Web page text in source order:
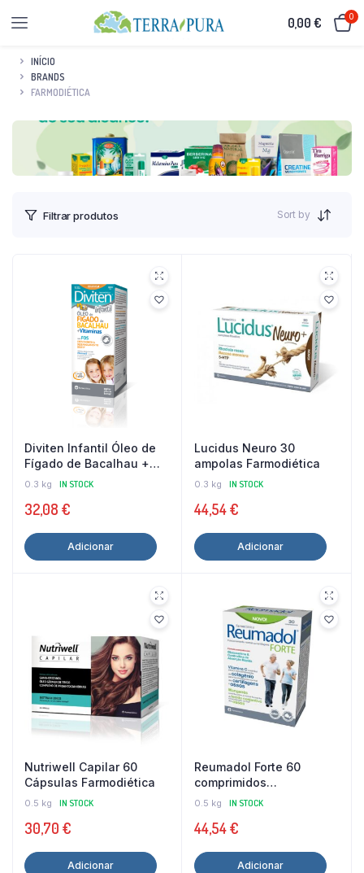
0,00€ 0
INÍCIO
BRANDS
FARMODIÉTICA
Filtrar produtos Sort by
Diviten Infantil Óleo de
Fígado de Bacalhau +
Vitaminas 300 Ml
0.3 kg IN STOCK
32,08 €
Adicionar
Lucidus Neuro 30
ampolas Farmodiética
0.3 kg IN STOCK
44,54€
Adicionar
Nutriwell Capilar 60
Cápsulas Farmodiética
0.5 kg IN STOCK
30,70 €
Adicionar
Reumadol Forte 60
comprimidos
Farmodiética
0.5 kg IN STOCK
44,54€
Adicionar